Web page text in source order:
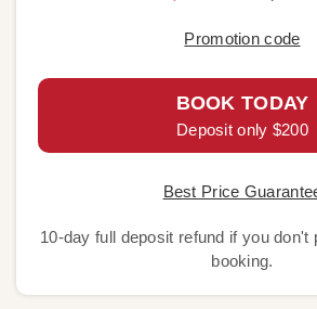
Promotion code
BOOK TODAY
Deposit only $200
Best Price
10-day full deposit refund if you don't
booking.